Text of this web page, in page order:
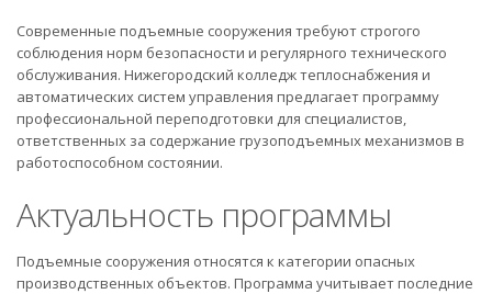
Современные подъемные сооружения требуют строгого
соблюдения норм безопасности и регулярного технического
обслуживания. Нижегородский колледж теплоснабжения и
автоматических систем управления предлагает программу
профессиональной переподготовки для специалистов,
ответственных за содержание грузоподъемных механизмов в
работоспособном состоянии.
Актуальность программы
Подъемные сооружения относятся к категории опасных
производственных объектов. Программа учитывает последние